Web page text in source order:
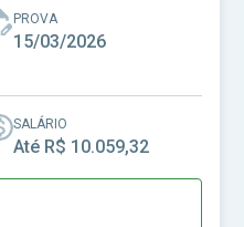
PROVA
15/03/2026
SALÁRIO
Até R$ 10.059,32